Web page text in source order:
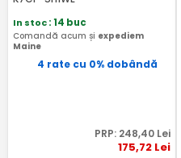
In stoc: 14 buc
Comandă acum și expediem
Maine
4 rate cu 0% dobândă
PRP: 248,40Lei
175,72Lei